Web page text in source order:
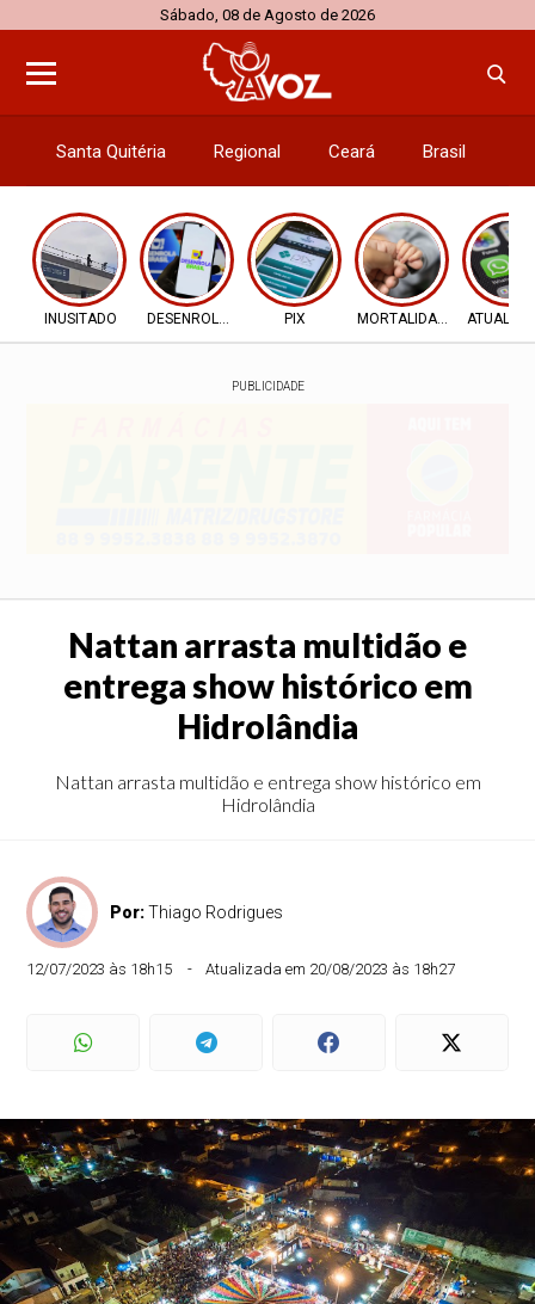
Sábado, 08 de Agosto de 2026
Santa Quitéria Regional Ceará Brasil
INUSITADO DESENROLA 2.0 PIX MORTALIDADE INFANTIL
PUBLICIDADE
Nattan arrasta multidão e
entrega show histórico em
Hidrolândia
Nattan arrasta multidão e entrega show histórico em
Hidrolândia
Por:Thiago Rodrigues
12/07/2023 às 18h15 Atualizada em 20/08/2023 às 18h27